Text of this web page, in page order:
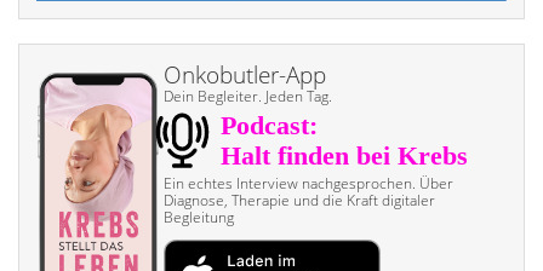
Onkobutler-App
Dein Begleiter. Jeden Tag.
Ein echtes Interview nach­gesprochen. Über
Diagnose, Therapie und die Kraft digitaler
Begleitung